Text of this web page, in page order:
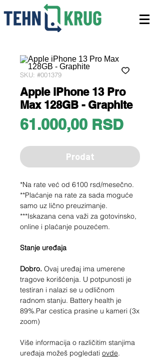
SKU: #001379
Apple iPhone 13 Pro
Max 128GB - Graphite
61.000,00 RSDPrice
Prodat
*Na rate već od 6100 rsd/mesečno.
**Plaćanje na rate za sada moguće
samo uz lično preuzimanje.
***Iskazana cena važi za gotovinsko,
online i plaćanje pouzećem.
Stanje uređaja
Dobro. Ovaj uređaj ima umerene
tragove korišćenja. U potpunosti je
testiran i nalazi se u odličnom
radnom stanju. Battery health je
89%.Par cestica prasine u kameri (3x
zoom)
Više informacija o različitim stanjima
uređaja možeš pogledati ovde.